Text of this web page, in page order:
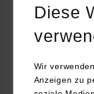
Diese
Wir
Anzeigen zu